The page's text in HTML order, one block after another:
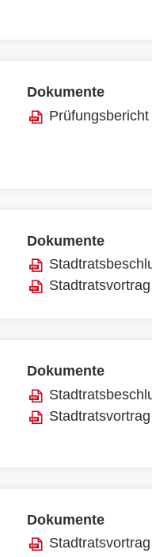
Dokumente
Prüfungsbericht
Dokumente
Stadtratsvortrag
Dokumente
Stadtratsvortrag
Dokumente
Stadtratsvortrag